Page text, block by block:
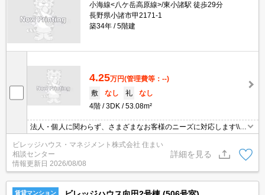
小海線<八ケ岳高原線>/東小諸駅 徒歩29分
長野県小諸市甲2171-1
築34年
5階建
4.25万円(管理費等：--)
敷
なし 礼
なし
4階
3DK 53.08m²
法人・個人に関わらず、さまざまなお客様のニーズに対応します\\n
敷金・礼金・更新料・鍵交換手数料0円！※契約内容や審査の結
果、敷金をお預かりする場合がございます。
ビレッジハウス・マネジメント株式会社 住まい
相談センター
情報更新日 2026/08/08
詳細を見る
賃貸マンション